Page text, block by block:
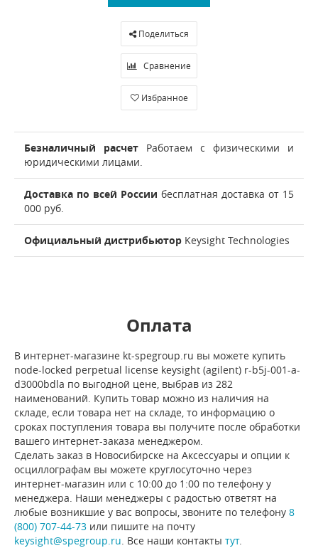
Поделиться
Сравнение
Избранное
Безналичный расчет Работаем с физическими и
юридическими лицами.
Доставка по всей России бесплатная доставка от 15
000 руб.
Официальный дистрибьютор Keysight Technologies
Оплата
В интернет-магазине kt-spegroup.ru вы можете купить
node-locked perpetual license keysight (agilent) r-b5j-001-a-
d3000bdla по выгодной цене, выбрав из 282
наименований. Купить товар можно из наличия на
складе, если товара нет на складе, то информацию о
сроках поступления товара вы получите после обработки
вашего интернет-заказа менеджером.
Сделать заказ в Новосибирске на Аксессуары и опции к
осциллографам вы можете круглосуточно через
интернет-магазин или с 10:00 до 1:00 по телефону у
менеджера. Наши менеджеры с радостью ответят на
любые возникшие у вас вопросы, звоните по телефону 8
(800) 707-44-73 или пишите на почту
keysight@spegroup.ru. Все наши контакты тут.